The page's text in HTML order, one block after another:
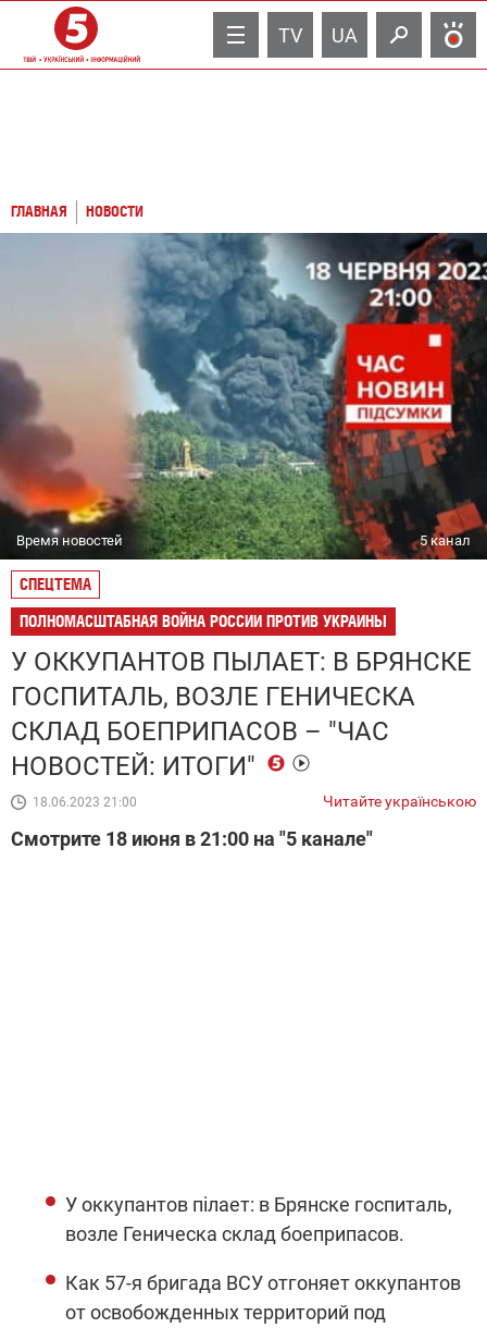
TV UA
ГЛАВНАЯ НОВОСТИ
Время новостей 5 канал
СПЕЦТЕМА
ПОЛНОМАСШТАБНАЯ ВОЙНА РОССИИ ПРОТИВ УКРАИНЫ
У ОККУПАНТОВ ПЫЛАЕТ: В БРЯНСКЕ
ГОСПИТАЛЬ, ВОЗЛЕ ГЕНИЧЕСКА
СКЛАД БОЕПРИПАСОВ – "ЧАС
НОВОСТЕЙ: ИТОГИ"
18.06.2023 21:00 Читайте українською
Смотрите 18 июня в 21:00 на "5 канале"
У оккупантов пілает: в Брянске госпиталь,
возле Геническа склад боеприпасов.
Как 57-я бригада ВСУ отгоняет оккупантов
от освобожденных территорий под